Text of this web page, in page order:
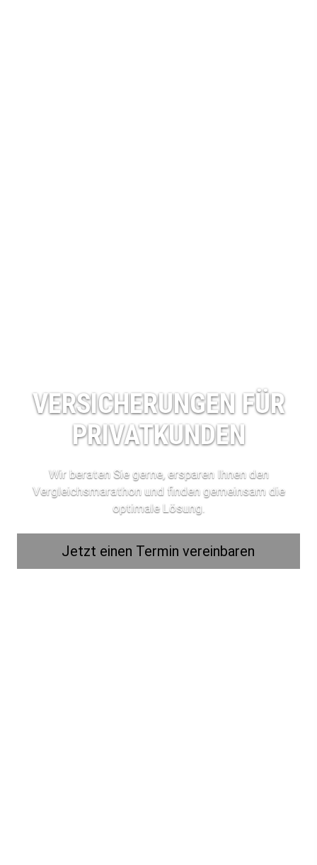
VERSICHERUNGEN FÜR
PRIVATKUNDEN
Wir beraten Sie gerne, ersparen Ihnen den
Vergleichsmarathon und finden gemeinsam die
optimale Lösung.
Jetzt einen Termin ver­ein­baren